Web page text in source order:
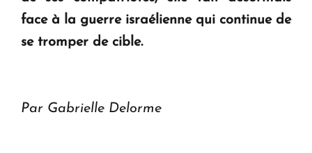
face à la guerre israélienne qui continue de
se tromper de cible.
Par Gabrielle Delorme